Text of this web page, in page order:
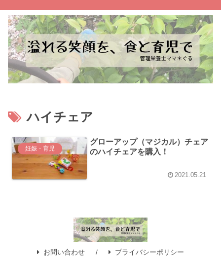
ハイチェア
妊娠・育児
グローアップ（マジカル）チェア
のハイチェアを購入！
2021.05.21
お問い合わせ プライバシーポリシー